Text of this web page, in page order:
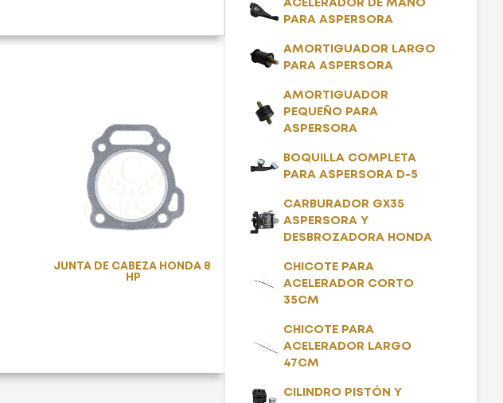
JUNTA DE CABEZA HONDA 8
HP
ACELERADOR DE MANO
PARA ASPERSORA
AMORTIGUADOR LARGO
PARA ASPERSORA
AMORTIGUADOR
PEQUEÑO PARA
ASPERSORA
BOQUILLA COMPLETA
PARA ASPERSORA D-5
CARBURADOR GX35
ASPERSORA Y
DESBROZADORA HONDA
CHICOTE PARA
ACELERADOR CORTO
35CM
CHICOTE PARA
ACELERADOR LARGO
47CM
CILINDRO PISTÓN Y